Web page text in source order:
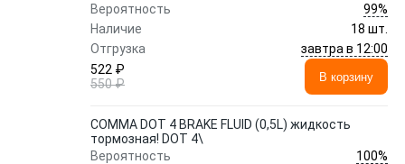
Вероятность
99%
Наличие
18 шт.
Отгрузка
завтра в 12:00
522 ₽
550 ₽
В корзину
COMMA DOT 4 BRAKE FLUID (0,5L) жидкость
тормозная! DOT 4\
Вероятность
100%